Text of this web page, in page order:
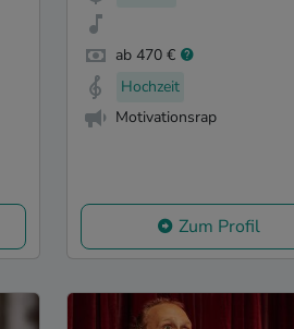
ab 470 €
Hochzeit
Motivationsrap
Zum Profil